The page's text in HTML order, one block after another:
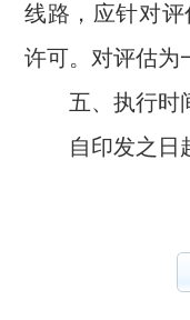
线路，应针对
许可。对评估为
五、执行时
自印发之日